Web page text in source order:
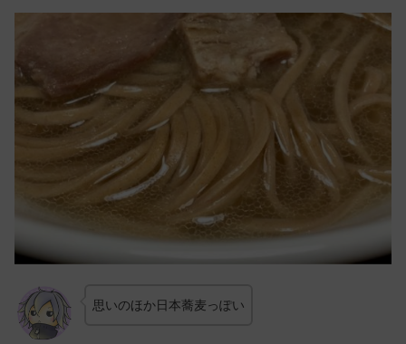
思いのほか日本蕎麦っぽい